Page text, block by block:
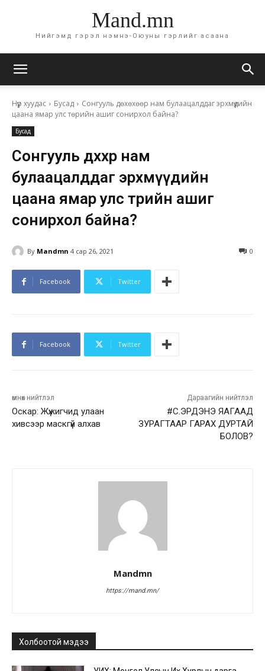
Mand.mn
Нийгэмд гэрэл нэмнэ-Оюуны гэрлийг асаана
Нүүр хуудас Бусад
Сонгууль дөхөхөөр нам булаацалддаг эрхмүүдийн
цаана ямар улс төрийн ашиг сонирхол байна?
Бусад
Сонгууль дөхөхөөр нам
булаацалддаг эрхмүүдийн
цаана ямар улс төрийн ашиг
сонирхол байна?
By Mandmn 4 сар 26, 2021 0
Facebook Twitter
Facebook Twitter
өмнөх нийтлэл
Оскар: Жүжигчид улаан
хивсээр маскгүй алхав
Дараагийн нийтлэл
#С.ЭРДЭНЭ ЯАГААД
ЗУРАГТААР ГАРАХ ДУРТАЙ
БОЛОВ?
Mandmn
https://mand.mn/
Холбоотой мэдээ